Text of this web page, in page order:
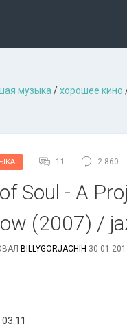
музыкa /хорошее кино
11 2 860
Soul - A
(2007) /
BILLYGORJACHIH 30-01-